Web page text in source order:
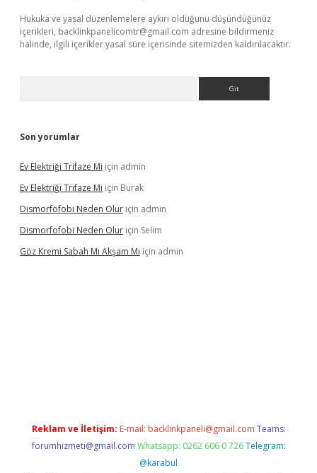
Hukuka ve yasal düzenlemelere aykırı olduğunu düşündüğünüz
içerikleri, backlinkpanelicomtr@gmail.com adresine bildirmeniz
halinde, ilgili içerikler yasal süre içerisinde sitemizden kaldırılacaktır.
Son yorumlar
Ev Elektriği Trifaze Mi için admin
Ev Elektriği Trifaze Mi için Burak
Dismorfofobi Neden Olur için admin
Dismorfofobi Neden Olur için Selim
Göz Kremi Sabah Mı Akşam Mı için admin
Reklam ve İletişim: E-mail: backlinkpaneli@gmail.com Teams:
forumhizmeti@gmail.com Whatsapp: 0262 606 0 726 Telegram:
@karabul